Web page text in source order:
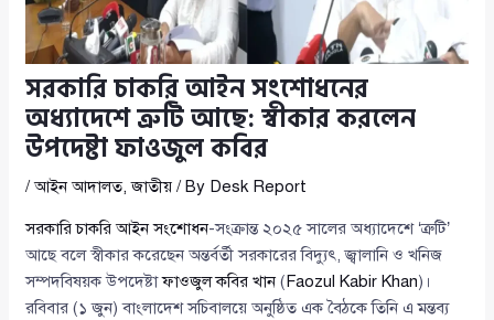
সরকারি চাকরি আইন সংশোধনের
অধ্যাদেশে ত্রুটি আছে: স্বীকার করলেন
উপদেষ্টা ফাওজুল কবির
/আইন আদালত,জাতীয় / By Desk Report
সরকারি চাকরি আইন সংশোধন-সংক্রান্ত ২০২৫ সালের অধ্যাদেশে ‘ত্রুটি’
আছে বলে স্বীকার করেছেন অন্তর্বর্তী সরকারের বিদ্যুৎ, জ্বালানি ও খনিজ
সম্পদবিষয়ক উপদেষ্টাফাওজুল কবির খান(Faozul Kabir Khan)।
রবিবার (১ জুন) বাংলাদেশ সচিবালয়ে অনুষ্ঠিত এক বৈঠকে তিনি এ মন্তব্য